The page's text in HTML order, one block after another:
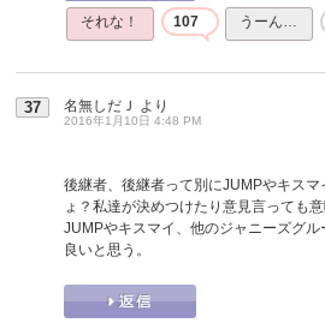
それな！ 107 うーん…
37 名無しだＪ より
2016年1月10日 4:48 PM
後継者、後継者って別にJUMPやキス
ょ？私達が決めつけたり意見言っても意
JUMPやキスマイ、他のジャニーズグ
良いと思う。